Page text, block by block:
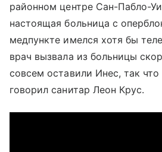
районном центре Сан-Пабло-
настоящая больница с
медпункте имелся хотя бы
врач вызвала из больницы
совсем оставили Инес, так
говорил санитар Леон Крус.